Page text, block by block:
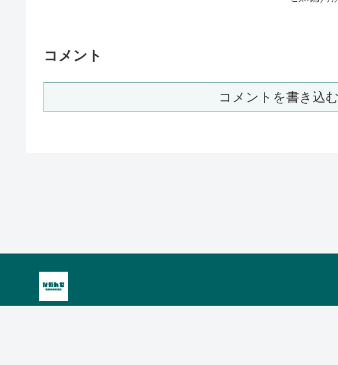
コメント
コメントを書き込む